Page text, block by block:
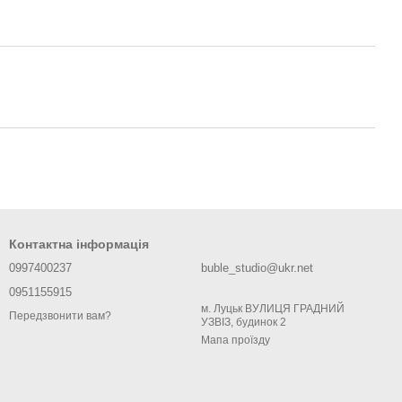
Контактна інформація
0997400237
0951155915
Передзвонити вам?
buble_studio@ukr.net
м. Луцьк ВУЛИЦЯ ГРАДНИЙ
УЗВІЗ, будинок 2
Мапа проїзду